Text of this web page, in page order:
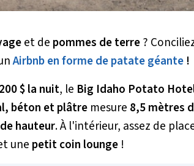
et de pommes de terre?
Airbnb en forme de patate géante !
200 $ la nuit, le Big Idaho Potato
béton et plâtre mesure 8,5 mètres
hauteur. À l'intérieur, assez de
une petit coin lounge !